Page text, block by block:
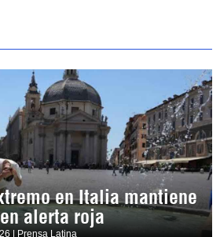
en Italia mantiene
alerta roja
| Prensa Latina